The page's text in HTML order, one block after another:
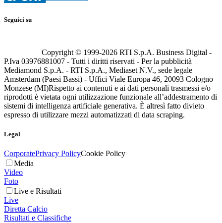
Seguici su
Copyright © 1999-2026 RTI S.p.A. Business Digital -
P.Iva 03976881007 - Tutti i diritti riservati - Per la pubblicità
Mediamond S.p.A. - RTI S.p.A., Mediaset N.V., sede legale
Amsterdam (Paesi Bassi) - Uffici Viale Europa 46, 20093 Cologno
Monzese (MI)Rispetto ai contenuti e ai dati personali trasmessi e/o
riprodotti è vietata ogni utilizzazione funzionale all’addestramento di
sistemi di intelligenza artificiale generativa. È altresì fatto divieto
espresso di utilizzare mezzi automatizzati di data scraping.
Legal
CorporatePrivacy PolicyCookie Policy
Media
Video
Foto
Live e Risultati
Live
Diretta Calcio
Risultati e Classifiche